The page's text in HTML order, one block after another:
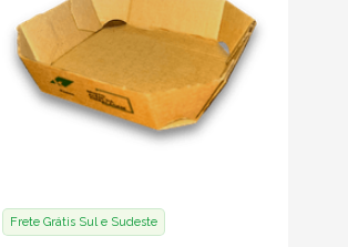
Frete Grátis Sul e Sudeste